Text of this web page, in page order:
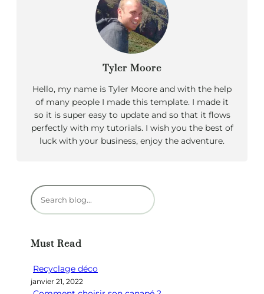
Tyler Moore
Hello, my name is Tyler Moore and with the help
of many people I made this template. I made it
so it is super easy to update and so that it flows
perfectly with my tutorials. I wish you the best of
luck with your business, enjoy the adventure.
R
e
e
c
h
Must Read
Recyclage déco
janvier 21, 2022